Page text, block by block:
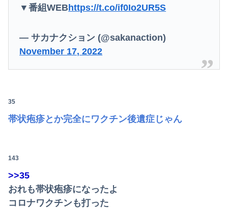
▼番組WEBhttps://t.co/if0Io2UR5S
— サカナクション (@sakanaction)
November 17, 2022
35
帯状疱疹とか完全にワクチン後遺症じゃん
143
>>35
おれも帯状疱疹になったよ
コロナワクチンも打った